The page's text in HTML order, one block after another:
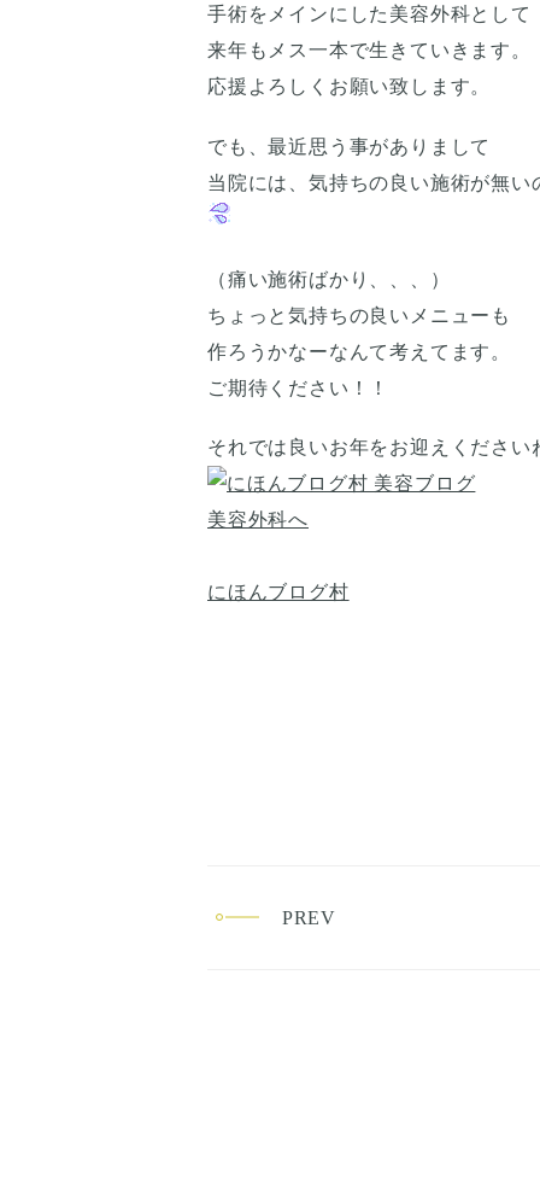
手術をメインにした美容外科として
来年もメス一本で生きていきます。
応援よろしくお願い致します。
でも、最近思う事がありまして
当院には、気持ちの良い施術が無い
（痛い施術ばかり、、、）
ちょっと気持ちの良いメニューも
作ろうかなーなんて考えてます。
ご期待ください！！
それでは良いお年をお迎えください
にほんブログ村
PREV